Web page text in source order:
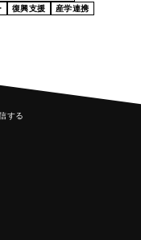
復興支援
産学連携
する